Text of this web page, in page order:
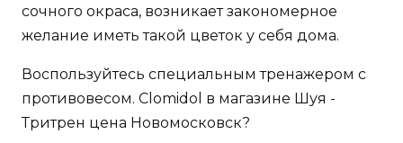
сочного окраса, возникает закономерное
желание иметь такой цветок у себя дома.
Воспользуйтесь специальным тренажером с
противовесом. Clomidol в магазине Шуя -
Тритрен цена Новомосковск?